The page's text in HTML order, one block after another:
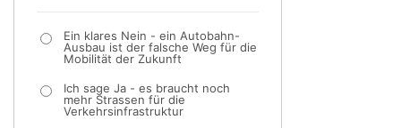
Ein klares Nein - ein Autobahn-
Ausbau ist der falsche Weg für die
Mobilität der Zukunft
Ich sage Ja - es braucht noch
mehr Strassen für die
Verkehrsinfrastruktur